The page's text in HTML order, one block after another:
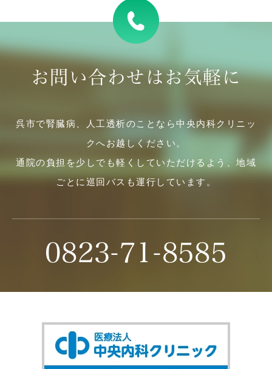
お問い合わせはお気軽に
呉市で腎臓病、人工透析のことなら中央内科クリニッ
クへお越しください。
通院の負担を少しでも軽くしていただけるよう、地域
ごとに巡回バスも運行しています。
0823-71-8585